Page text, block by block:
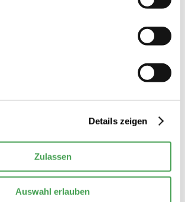
Details zeigen
Zulassen
Auswahl erlauben